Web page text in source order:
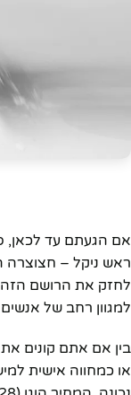
אם הגעתם עד לכאן,
ראש ניקל – חצוצרה
לחזק את הרושם הזה:
למגוון רחב של אנשים
בין אם אתם קונים
או כמחווה אישית